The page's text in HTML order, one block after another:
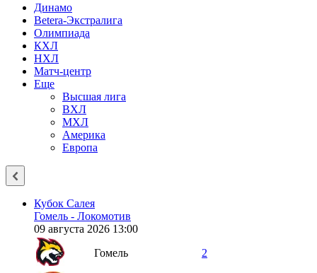
Динамо
Betera-Экстралига
Олимпиада
КХЛ
НХЛ
Матч-центр
Еще
Высшая лига
ВХЛ
МХЛ
Америка
Европа
Кубок Салея
Гомель - Локомотив
09 августа 2026 13:00
Гомель
2